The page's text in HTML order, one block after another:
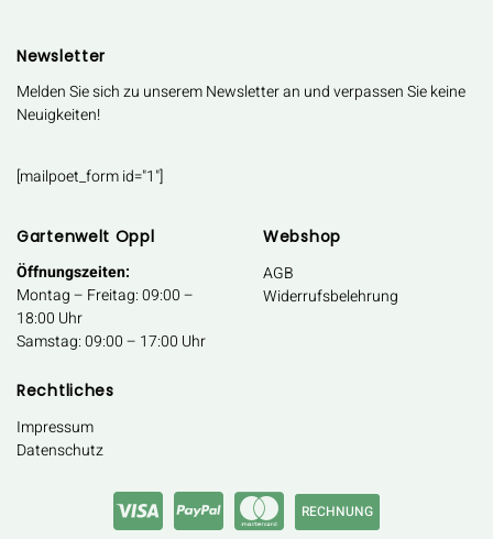
Newsletter
Melden Sie sich zu unserem Newsletter an und verpassen Sie keine
Neuigkeiten!
[mailpoet_form id="1"]
Gartenwelt Oppl
Öffnungszeiten:
Montag – Freitag: 09:00 –
18:00 Uhr
Samstag: 09:00 – 17:00 Uhr
Webshop
AGB
Widerrufsbelehrung
Rechtliches
Impressum
Datenschutz
RECHNUNG